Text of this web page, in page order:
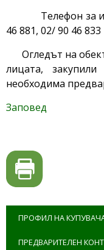
Телефон за
46 881, 02/ 90 46
Огледът на
лицата,
необходима
Заповед
ПРОФИЛ НА
ПРЕДВАРИТЕЛЕН